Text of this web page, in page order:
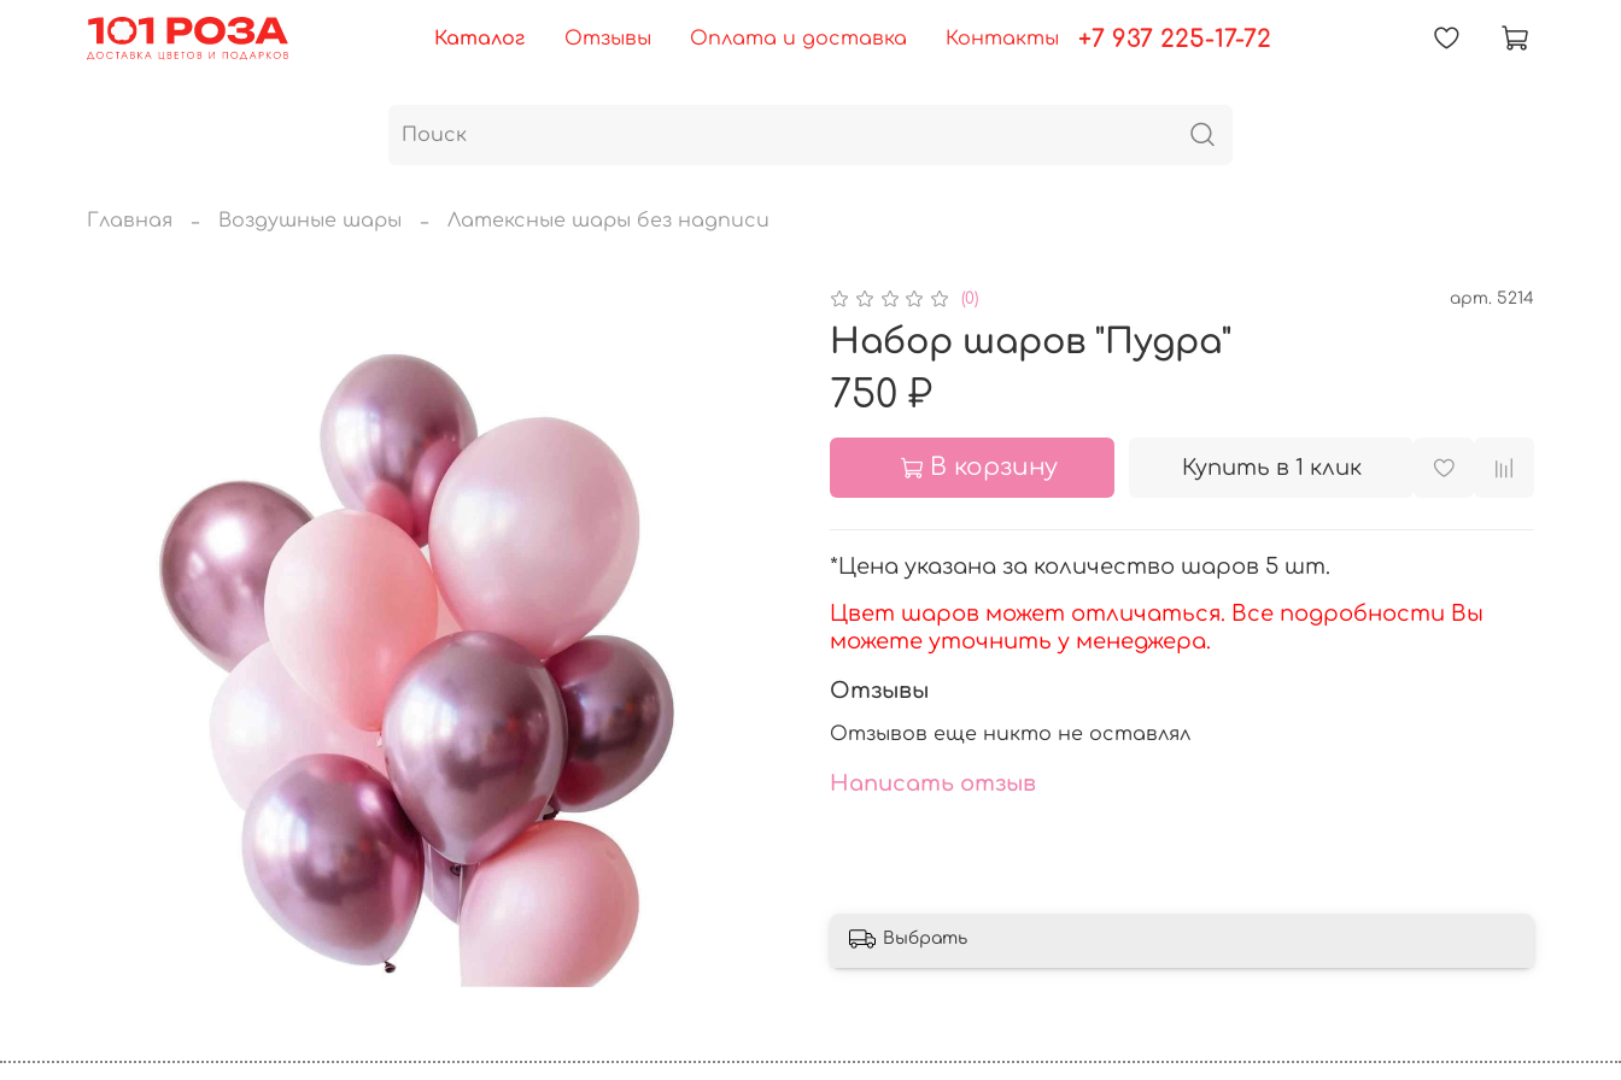
Каталог Отзывы Оплата и доставка Контакты +7 937 225-17-72
Главная Воздушные шары Латексные шары без надписи
(0) арт. 5214
Набор шаров "Пудра"
750 ₽
В корзину Купить в 1 клик
*Цена указана за количество шаров 5 шт.
Цвет шаров может отличаться. Все подробности Вы
можете уточнить у менеджера.
Отзывы
Отзывов еще никто не оставлял
Написать отзыв
Выбрать